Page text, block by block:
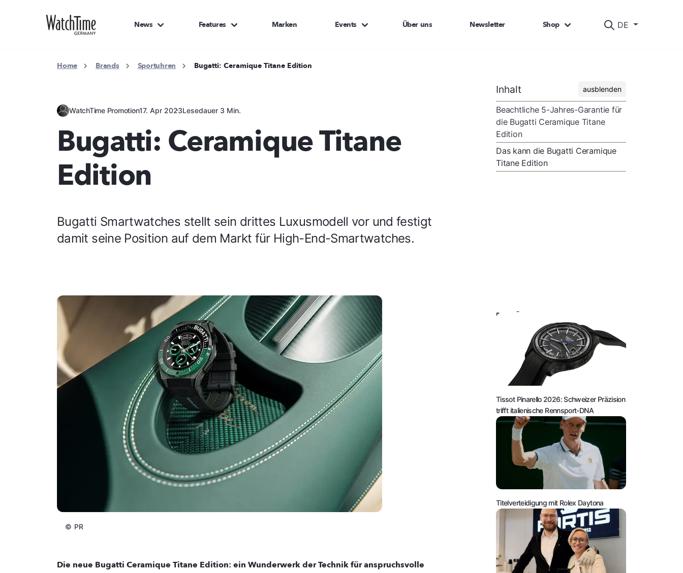
DE
News Features Marken Events Über uns Newsletter Shop
Home Brands Sportuhren Bugatti: Ceramique Titane Edition
WatchTime Promotion17. Apr 2023Lesedauer 3 Min.
Bugatti: Ceramique Titane
Edition
Bugatti Smartwatches stellt sein drittes Luxusmodell vor und festigt
damit seine Position auf dem Markt für High-End-Smartwatches.
© PR
Die neue Bugatti Ceramique Titane Edition: ein Wunderwerk der Technik für anspruchsvolle
Inhalt ausblenden
Beachtliche 5-Jahres-Garantie für
die Bugatti Ceramique Titane
Edition
Das kann die Bugatti Ceramique
Titane Edition
DAS KÖNNTE SIE AUCH INTERESSIEREN:
Tissot Pinarello 2026: Schweizer Präzision
trifft italienische Rennsport-DNA
Titelverteidigung mit Rolex Daytona